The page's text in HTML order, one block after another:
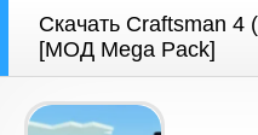
Скачать Craftsman 4
[МОД Mega Pack]